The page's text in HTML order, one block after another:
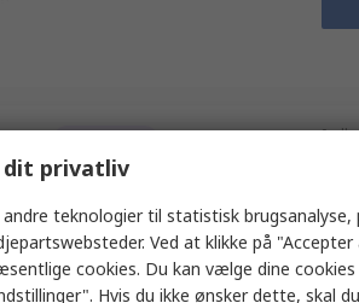
Allen Bradley USB PC-
forbindelseskabel 1.8 m
RS-varenummer785-9903
Producentens varenummer
6189V-USBCBL2
privatliv
teknologier til statistisk
Ved at klikke på
cookies. Du kan vælge dine cookies
Hvis du ikke ønsker dette, skal